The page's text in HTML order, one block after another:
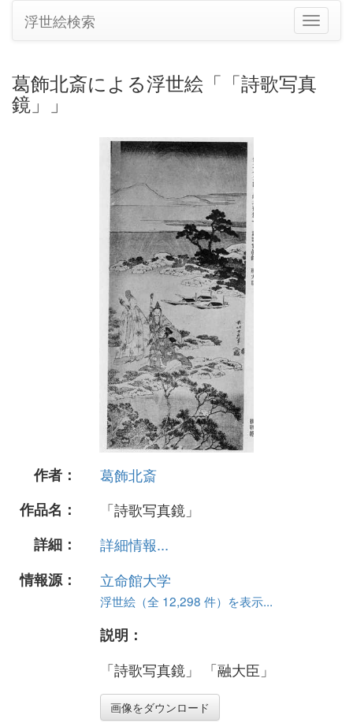
ナ
ビ
シ
浮世絵検索
葛飾北斎による浮世絵「「詩歌写真
鏡」」
作者：
葛飾北斎
作品名：
「詩歌写真鏡」
詳細：
詳細情報...
情報源：
立命館大学
浮世絵（全 12,298 件）を表示...
説明：
「詩歌写真鏡」 「融大臣」
画像をダウンロード